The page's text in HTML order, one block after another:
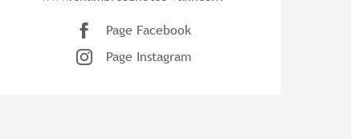
Page Facebook
Page Instagram